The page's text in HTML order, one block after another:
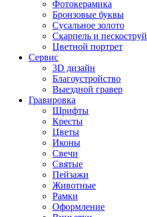
Фотокерамика
Бронзовые буквы
Сусальное золото
Скарпель и пескоструй
Цветной портрет
Сервис
3D дизайн
Благоустройство
Выездной гравер
Гравировка
Шрифты
Кресты
Цветы
Иконы
Свечи
Святые
Пейзажи
Животные
Рамки
Оформление